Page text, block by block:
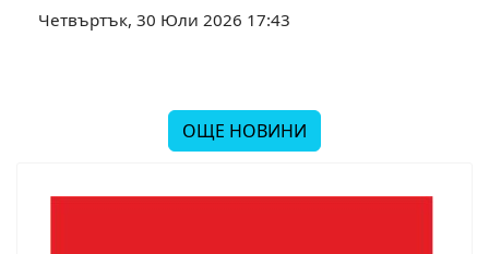
Четвъртък, 30 Юли 2026 17:43
ОЩЕ НОВИНИ